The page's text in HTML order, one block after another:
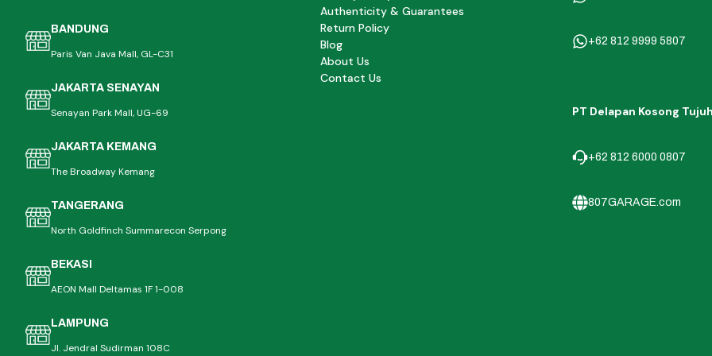
BANDUNG
Paris Van Java Mall, GL-C31
JAKARTA SENAYAN
Senayan Park Mall, UG-69
JAKARTA KEMANG
The Broadway Kemang
TANGERANG
North Goldfinch Summarecon Serpong
BEKASI
AEON Mall Deltamas 1F 1-008
LAMPUNG
Jl. Jendral Sudirman 108C
Authenticity & Guarantees
Return Policy
Blog
About Us
Contact Us
+62 812 9999 5807
PT Delapan Kosong
+62 812 6000 0807
807GARAGE.com